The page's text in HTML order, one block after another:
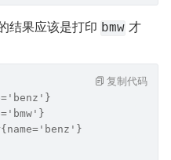
结果应该是打印 bmw 才
复制代码